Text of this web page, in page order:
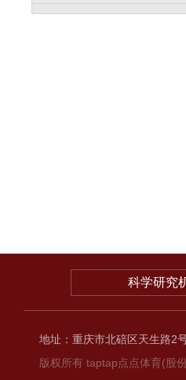
科学研究
地址：重庆市北碚区天生路2
版权所有 taptap点点体育(股